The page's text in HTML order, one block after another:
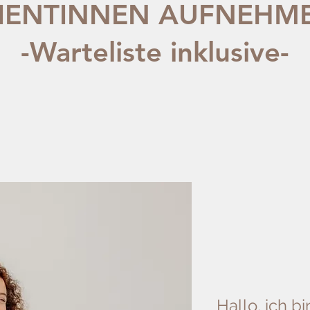
-Warteliste inklusive-
Hallo, ich